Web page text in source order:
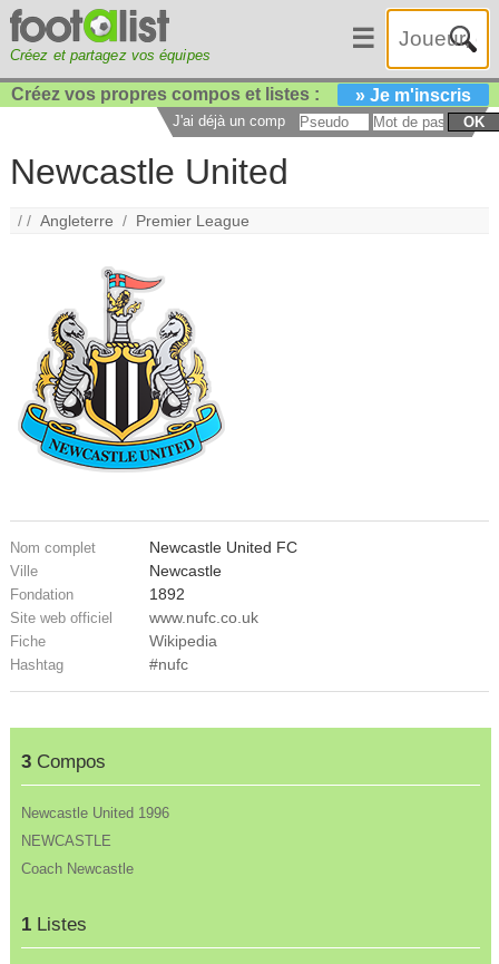
Créez et partagez vos équipes
☰
Créez vos propres compos et listes : » Je m'inscris
J'ai déjà un compte : OK
Newcastle United
/ /Angleterre / Premier League
Nom complet Newcastle United FC
Ville Newcastle
Fondation 1892
Site web officiel www.nufc.co.uk
Fiche Wikipedia
Hashtag #nufc
3Compos
Newcastle United 1996
NEWCASTLE
Coach Newcastle
1Listes